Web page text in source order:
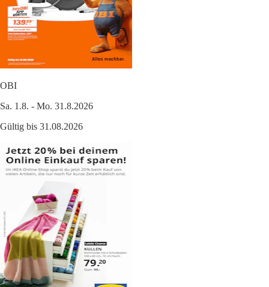
OBI
Sa. 1.8. - Mo. 31.8.2026
Gültig bis 31.08.2026